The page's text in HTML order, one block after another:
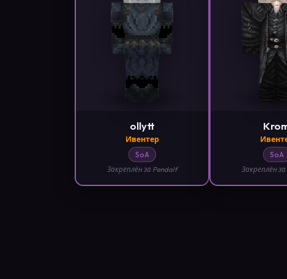
ollytt
Ивентер
SoA
Закреплён за Pendalf
SoA
Закреплён